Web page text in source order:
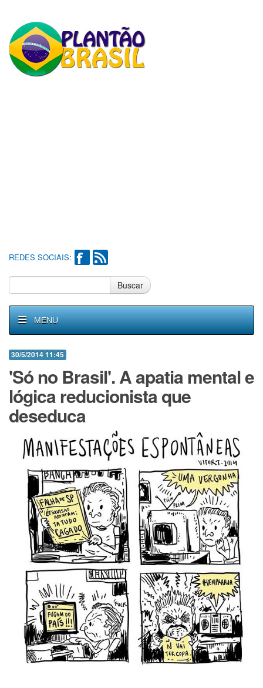
REDES SOCIAIS:
Buscar
MENU
30/5/2014 11:45
'Só no Brasil'. A apatia mental e
lógica reducionista que
deseduca